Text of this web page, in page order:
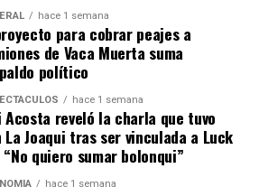
WCSC).
recién casados subieron a
R66que los llevaría hasta el
antes de pasar la noche en un
Sin embargo, el vuelo nunca
hace 1 semana
para cobrar peajes a
de Vaca Muerta suma
político
hace 1 semana
Acosta reveló la charla que tuvo
La Joaqui tras ser vinculada a Luck
“No quiero sumar bolonqui”
hace 1 semana